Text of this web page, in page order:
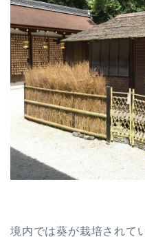
境内では葵が栽培されて